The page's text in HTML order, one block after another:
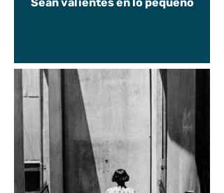
Sean valientes en lo pequeño